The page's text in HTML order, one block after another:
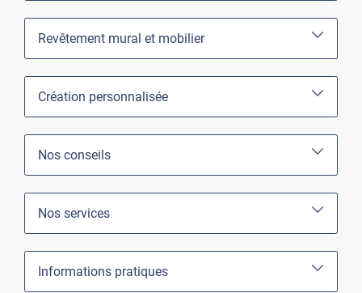
Revêtement mural et mobilier
Création personnalisée
Nos conseils
Nos services
Informations pratiques